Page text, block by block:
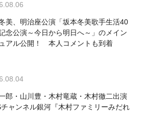
美、明治座公演「坂本冬美歌手生活40
念公演～今日から明日へ～」のメイン
アル公開！ 本人コメントも到着
郎・山川豊・木村竜蔵・木村徹二出演
ャンネル銀河『木村ファミリーみだれ